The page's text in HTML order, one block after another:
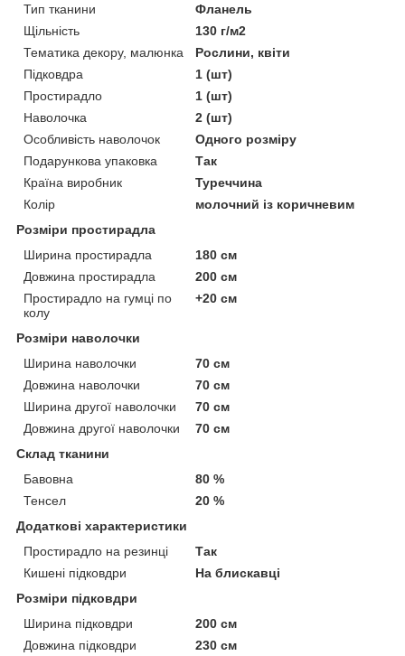
Тип тканини
Фланель
Щільність
130 г/м2
Тематика декору, малюнка
Рослини, квіти
Підковдра
1 (шт)
Простирадло
1 (шт)
Наволочка
2 (шт)
Особливість наволочок
Одного розміру
Подарункова упаковка
Так
Країна виробник
Туреччина
Колір
молочний із коричневим
Розміри простирадла
Ширина простирадла
180 см
Довжина простирадла
200 см
Простирадло на гумці по
колу
+20 см
Розміри наволочки
Ширина наволочки
70 см
Довжина наволочки
70 см
Ширина другої наволочки
70 см
Довжина другої наволочки
70 см
Склад тканини
Бавовна
80 %
Тенсел
20 %
Додаткові характеристики
Простирадло на резинці
Так
Кишені підковдри
На блискавці
Розміри підковдри
Ширина підковдри
200 см
Довжина підковдри
230 см